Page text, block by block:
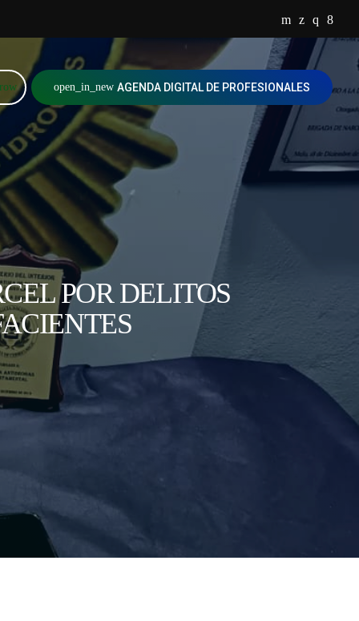
open_in_new AGENDA DIGITAL DE PROFESIONALES
POR DELITOS